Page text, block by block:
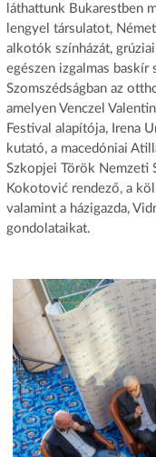
láthattunk Bukarestben
lengyel társulatot,
alkotók színházát,
egészen izgalmas baskír
Szomszédságban az
amelyen Venczel
Festival alapítója, Irena
kutató, a macedóniai
Szkopjei Török Nemzeti
Kokotović rendező, a
valamint a házigazda,
gondolataikat.